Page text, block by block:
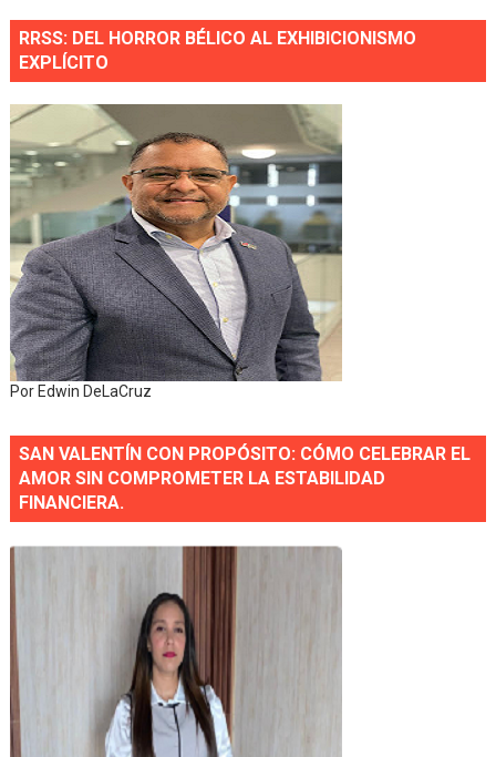
RRSS: DEL HORROR BÉLICO AL EXHIBICIONISMO
EXPLÍCITO
Por Edwin DeLaCruz
SAN VALENTÍN CON PROPÓSITO: CÓMO CELEBRAR EL
AMOR SIN COMPROMETER LA ESTABILIDAD
FINANCIERA.